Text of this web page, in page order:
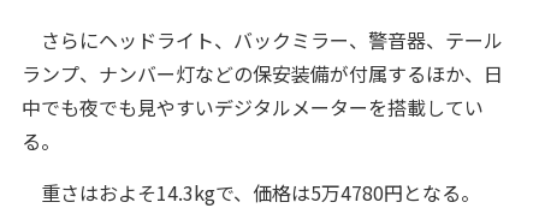
さらにヘッドライト、バックミラー、警音器、テール
ランプ、ナンバー灯などの保安装備が付属するほか、日
中でも夜でも見やすいデジタルメーターを搭載してい
る。
重さはおよそ14.3kgで、価格は5万4780円となる。